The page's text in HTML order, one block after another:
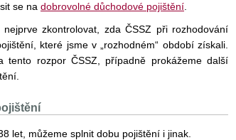
se na dobrovolné důchodové pojištění
zkontrolovat, zda ČSSZ při rozhodování
které jsme v „rozhodném“ období získali.
tento rozpor ČSSZ, případně prokážeme další
let, můžeme splnit dobu pojištění i jinak.